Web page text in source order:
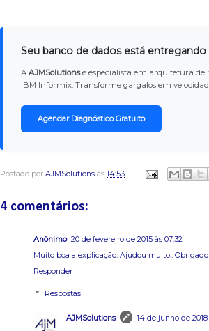
Seu banco de dados está
A AJMSolutionsé especialista em arquitetura de
IBM Informix. Transforme gargalos em
Agendar Diagnóstico Gratuito
Postado por AJMSolutions às 14:53
4 comentários:
Anônimo 20 de fevereiro de 2015 às 07:32
Muito boa a explicação. Ajudou muito.. Obrigado!
Responder
Respostas
AJMSolutions
14 de junho de 2018